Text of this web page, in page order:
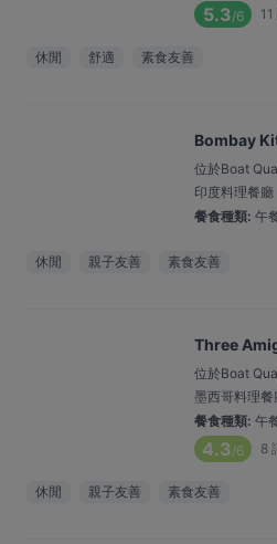
5.3/6 11
休閒 舒適 素食友善
Bombay
位於Boat
印度料理餐廳
餐食種類: 午
休閒 親子友善 素食友善
Three
位於Boat
墨西哥料理餐
餐食種類: 午
4.3/6 8
休閒 親子友善 素食友善